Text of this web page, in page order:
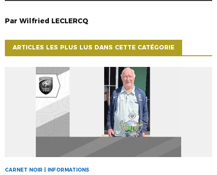
Par Wilfried LECLERCQ
ARTICLES LES PLUS LUS DANS CETTE CATÉGORIE
CARNET NOIR | INFORMATIONS